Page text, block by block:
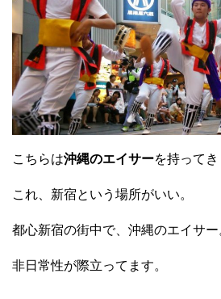
こちらは沖縄のエイサーを持ってき
これ、新宿という場所がいい。
都心新宿の街中で、沖縄のエイサー
非日常性が際立ってます。